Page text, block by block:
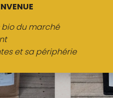
bio du marché
et sa périphérie